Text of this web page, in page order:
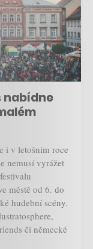
nabídne
i v letošním roce
nemusí vyrážet
městě od 6. do
hudební scény.
či německé